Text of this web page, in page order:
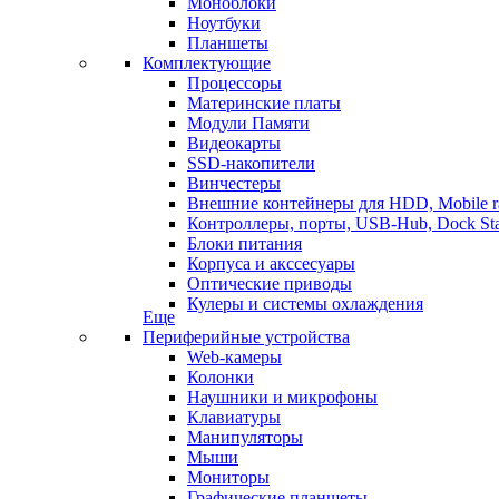
Ноутбуки
Планшеты
Комплектующие
Процессоры
Материнские платы
Модули Памяти
Видеокарты
SSD-накопители
Винчестеры
Внешние контейнеры для HDD, Mobile
Контроллеры, порты, USB-Hub, Dock
Блоки питания
Корпуса и акссесуары
Оптические приводы
Кулеры и системы охлаждения
Еще
Периферийные устройства
Web-камеры
Колонки
Наушники и микрофоны
Клавиатуры
Манипуляторы
Мыши
Мониторы